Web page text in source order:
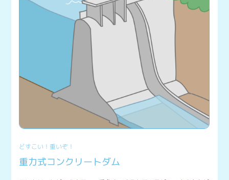
どすこい！重いぞ！
重力式コンクリートダム